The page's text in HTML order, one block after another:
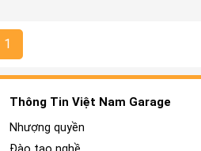
1
Thông Tin Việt Nam Garage
Nhượng quyền